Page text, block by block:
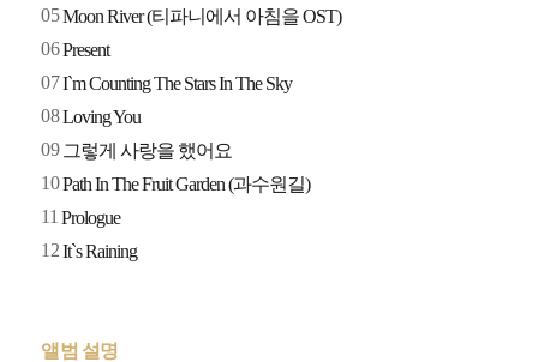
05Moon River (티파니에서 아침을 OST)
06Present
07I`m Counting The Stars In The Sky
08Loving You
09 그렇게 사랑을 했어요
10Path In The Fruit Garden (과수원길)
11 Prologue
12It`s Raining
앨범 설명